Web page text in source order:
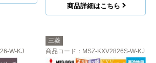
商品詳細はこちら
W-KJ
三菱
商品コード ：MSZ-KXV2826S-W-KJ